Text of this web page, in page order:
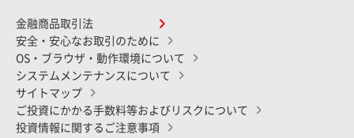
金融商品取引法
安全・安心なお取引のために
OS・ブラウザ・動作環境について
システムメンテナンスについて
サイトマップ
ご投資にかかる手数料等およびリスクについて
投資情報に関するご注意事項